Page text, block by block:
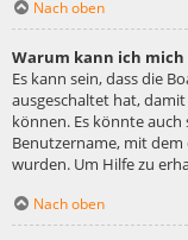
Nach oben
Warum kann ich
Es kann sein, dass die
ausgeschaltet hat,
können. Es könnte auch
Benutzername, mit
wurden. Um Hilfe zu
Nach oben